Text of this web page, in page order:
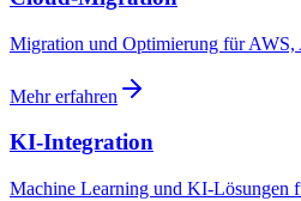
Migration und Optimierung für AWS,
Mehr erfahren
KI-Integration
Machine Learning und KI-Lösungen